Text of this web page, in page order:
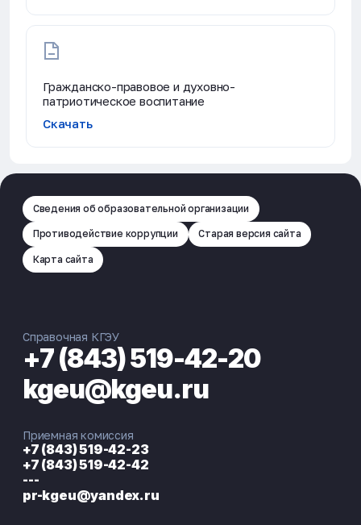
Гражданско-правовое и духовно-
патриотическое воспитание
Скачать
Сведения об образовательной организации
Противодействие коррупции Старая версия сайта
Карта сайта
Справочная КГЭУ
+7 (843) 519-42-20
kgeu@kgeu.ru
Приемная комиссия
+7 (843) 519-42-23
+7 (843) 519-42-42
---
pr-kgeu@yandex.ru